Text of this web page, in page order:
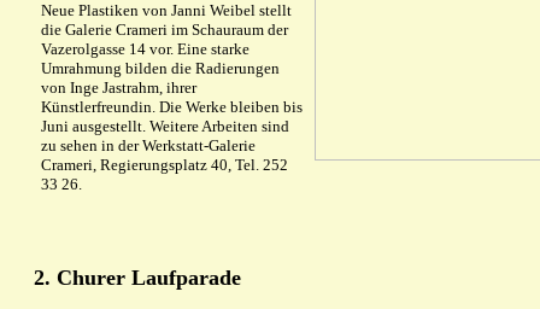
Neue Plastiken von Janni Weibel stellt
die Galerie Crameri im Schauraum der
Vazerolgasse 14 vor. Eine starke
Umrahmung bilden die Radierungen
von Inge Jastrahm, ihrer
Künstlerfreundin. Die Werke bleiben bis
Juni ausgestellt. Weitere Arbeiten sind
zu sehen in der Werkstatt-Galerie
Crameri, Regierungsplatz 40, Tel. 252
33 26.
2. Churer Laufparade